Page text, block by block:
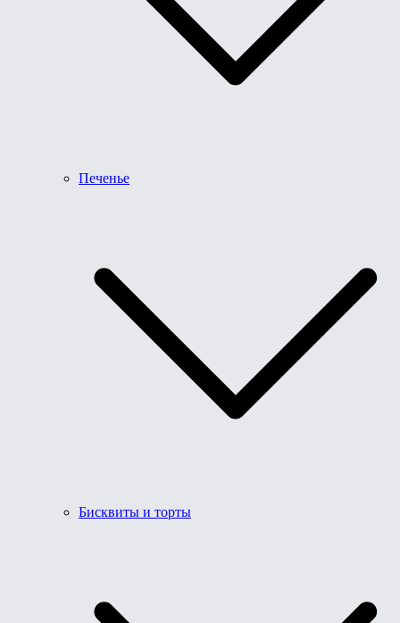
Печенье
Бисквиты и торты